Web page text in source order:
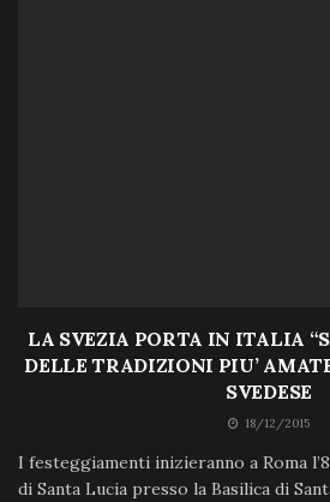
LA SVEZIA PORTA IN ITALIA
DELLE TRADIZIONI PIU’
SVEDESE
18/12/2015
I festeggiamenti inizieranno a Roma
di Santa Lucia presso la Basilica di